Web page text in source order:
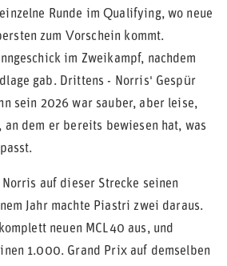
Runde im Qualifying, wo neue
zum Vorschein kommt.
im Zweikampf, nachdem
gab. Drittens - Norris' Gespür
sein 2026 war sauber, aber leise,
dem er bereits bewiesen hat, was
auf dieser Strecke seinen
Jahr machte Piastri zwei daraus.
neuen MCL40 aus, und
1.000. Grand Prix auf demselben